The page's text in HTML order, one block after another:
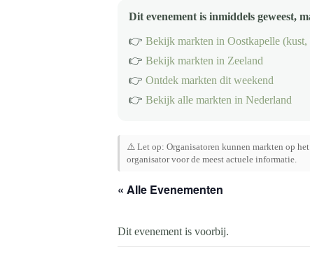
Dit evenement is inmiddels geweest,
👉 Bekijk markten in Oostkapelle (kust,
👉 Bekijk markten in Zeeland
👉 Ontdek markten dit weekend
👉 Bekijk alle markten in Nederland
⚠️ Let op: Organisatoren kunnen markten op
organisator voor de meest actuele informatie.
« Alle Evenementen
Dit evenement is voorbij.